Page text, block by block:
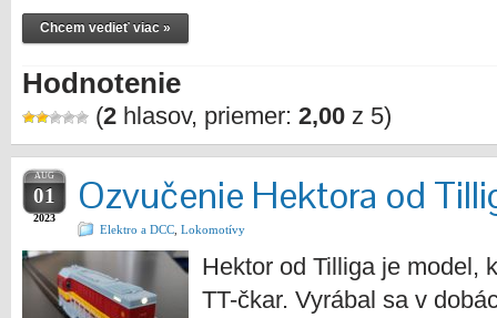
Chcem vedieť viac »
Hodnotenie
(2 hlasov, priemer: 2,00 z 5)
AUG
01
2023 Ozvučenie Hektora od
Elektro a DCC Lokomotívy
Hektor od Tilliga je model,
TT-čkar. Vyrábal sa v